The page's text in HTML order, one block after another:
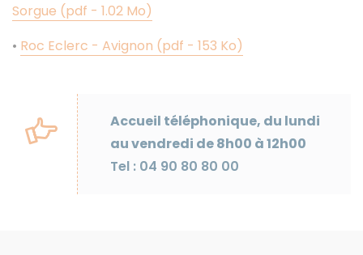
Sorgue (pdf - 1.02 Mo)
• Roc Eclerc - Avignon (pdf - 153 Ko)
Accueil téléphonique, du lundi
au vendredi de 8h00 à 12h00
Tel : 04 90 80 80 00